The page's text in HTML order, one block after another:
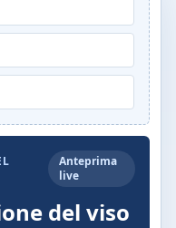
Anteprima
live
del viso